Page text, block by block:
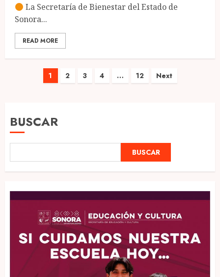
La Secretaría de Bienestar del Estado de
Sonora...
READ MORE
Paginación
entradas
1 2 3 4 … 12 Next
BUSCAR
BUSCAR